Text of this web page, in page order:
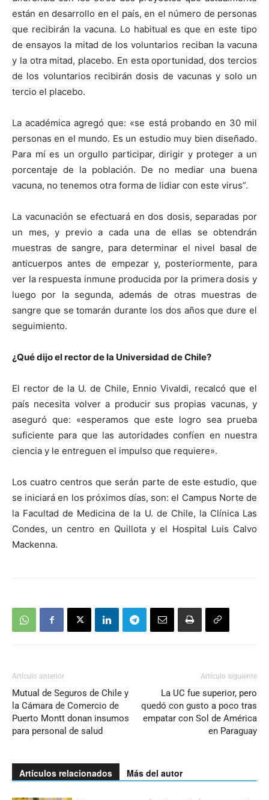
están en desarrollo en el país, en el número de personas
que recibirán la vacuna. Lo habitual es que en este tipo
de ensayos la mitad de los voluntarios reciban la vacuna
y la otra mitad, placebo. En esta oportunidad, dos tercios
de los voluntarios recibirán dosis de vacunas y solo un
tercio el placebo.
La académica agregó que: «se está probando en 30 mil
personas en el mundo. Es un estudio muy bien diseñado.
Para mí es un orgullo participar, dirigir y proteger a un
porcentaje de la población. De no mediar una buena
vacuna, no tenemos otra forma de lidiar con este virus”.
La vacunación se efectuará en dos dosis, separadas por
un mes, y previo a cada una de ellas se obtendrán
muestras de sangre, para determinar el nivel basal de
anticuerpos antes de empezar y, posteriormente, para
ver la respuesta inmune producida por la primera dosis y
luego por la segunda, además de otras muestras de
sangre que se tomarán durante los dos años que dure el
seguimiento.
¿Qué dijo el rector de la Universidad de Chile?
El rector de la U. de Chile, Ennio Vivaldi, recalcó que el
país necesita volver a producir sus propias vacunas, y
aseguró que: «esperamos que este logro sea prueba
suficiente para que las autoridades confíen en nuestra
ciencia y le entreguen el impulso que requiere».
Los cuatro centros que serán parte de este estudio, que
se iniciará en los próximos días, son: el Campus Norte de
la Facultad de Medicina de la U. de Chile, la Clínica Las
Condes, un centro en Quillota y el Hospital Luis Calvo
Mackenna.
Artículo anterior
Mutual de Seguros de Chile y
la Cámara de Comercio de
Puerto Montt donan insumos
para personal de salud
Artículo siguiente
La UC fue superior, pero
quedó con gusto a poco tras
empatar con Sol de América
en Paraguay
Artículos relacionados Más del autor